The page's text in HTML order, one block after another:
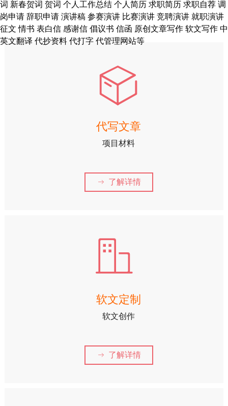
ꁹ 了解详情
项目材料
ꁦ
代写文章
软文创作
ꁹ 了解详情
软文定制
ꀶ
词 新春贺词 贺词 个人工作总结 个人简历 求职简历 求职自荐 调
岗申请 辞职申请 演讲稿 参赛演讲 比赛演讲 竞聘演讲 就职演讲
征文 情书 表白信 感谢信 倡议书 信函 原创文章写作 软文写作 中
英文翻译 代抄资料 代打字 代管理网站等